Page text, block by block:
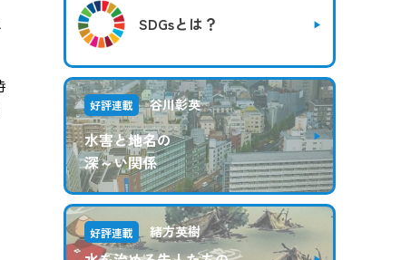
SDGsとは？
好評連載 谷川彰英
水害と地名の
深～い関係
好評連載 緒方英樹